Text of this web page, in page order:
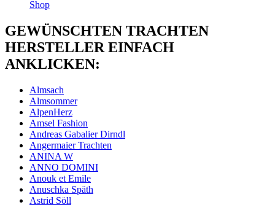
Shop
GEWÜNSCHTEN TRACHTEN
HERSTELLER EINFACH
ANKLICKEN:
Almsach
Almsommer
AlpenHerz
Amsel Fashion
Andreas Gabalier Dirndl
Angermaier Trachten
ANINA W
ANNO DOMINI
Anouk et Emile
Anuschka Späth
Astrid Söll